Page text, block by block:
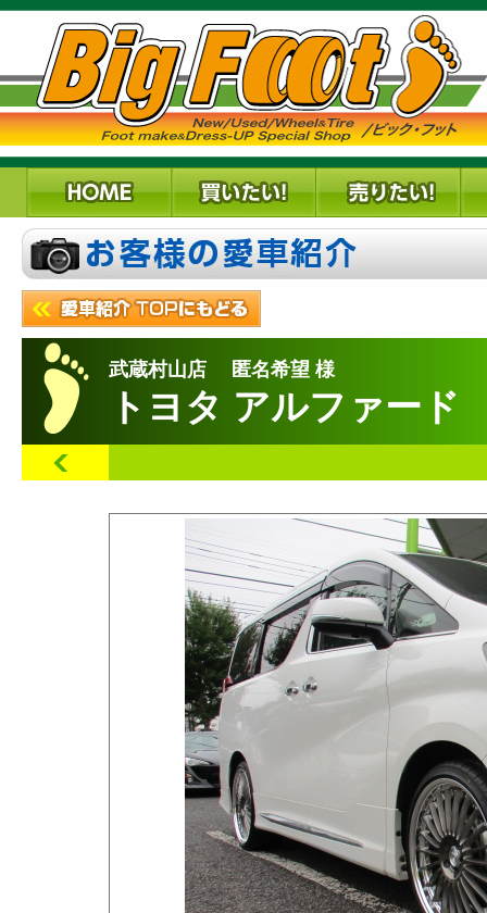
武蔵村山店 匿名希望 様
トヨタ アルファード